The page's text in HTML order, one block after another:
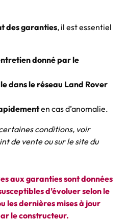
des garanties, il est essentiel
donné par le
dans le réseau Land Rover
en cas d’anomalie.
conditions, voir
de vente ou sur le site du
aux garanties sont données
d’évoluer selon le
les dernières mises à jour
le constructeur.